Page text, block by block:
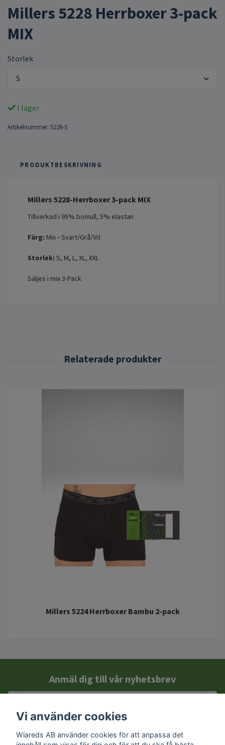
Millers 5228 Herrboxer 3-pack
MIX
Storlek
S
I lager
Artikelnummer: 5228-S
PRODUKTBESKRIVNING
Millers 5228-Herrboxer 3-pack MIX
Tillverkad i 95% bomull, 5% elastan
Färg: Mix - Svart/Grå/Vit
Storlek: S, M, L, XL, XXL
Säljes i mix 3-Pack
Millers 5224 Herrboxer Bambu 2-pack
Anmäl dig till vår nyhetsbrev
Vi använder cookies
Wiareds AB använder cookies för att anpassa det